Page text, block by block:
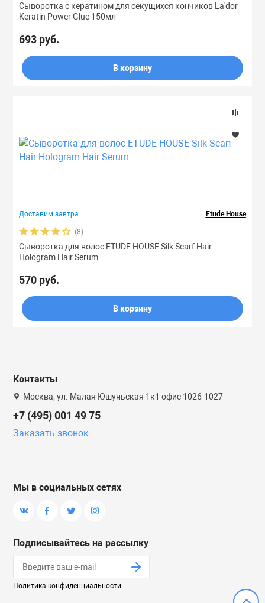
Сыворотка с кератином для секущихся кончиков La'dor
Keratin Power Glue 150мл
693 руб.
В корзину
Доставим завтра Etude House
(8)
Сыворотка для волос ETUDE HOUSE Silk Scarf Hair
Hologram Hair Serum
570 руб.
В корзину
Контакты
Москва, ул. Малая Юшуньская 1к1 офис 1026-1027
+7 (495) 001 49 75
Заказать звонок
Мы в социальных сетях
Подписывайтесь на рассылку
Политика конфиденциальности